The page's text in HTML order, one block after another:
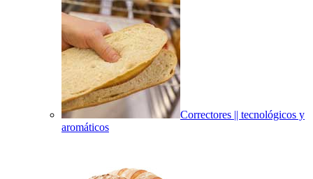
Correctores || tecnológicos y
aromáticos